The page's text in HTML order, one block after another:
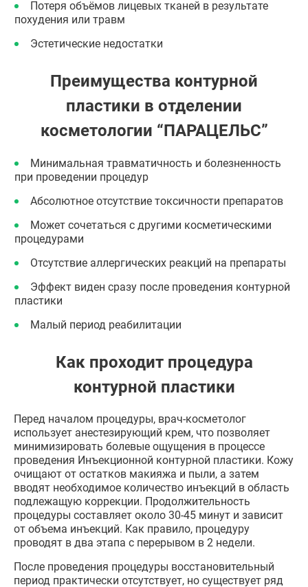
Потеря объёмов лицевых тканей в результате
похудения или травм
Эстетические недостатки
Преимущества контурной
пластики в отделении
косметологии “ПАРАЦЕЛЬС”
Минимальная травматичность и болезненность
при проведении процедур
Абсолютное отсутствие токсичности препаратов
Может сочетаться с другими косметическими
процедурами
Отсутствие аллергических реакций на препараты
Эффект виден сразу после проведения контурной
пластики
Малый период реабилитации
Как проходит процедура
контурной пластики
Перед началом процедуры, врач-косметолог
использует анестезирующий крем, что позволяет
минимизировать болевые ощущения в процессе
проведения Инъекционной контурной пластики. Кожу
очищают от остатков макияжа и пыли, а затем
вводят необходимое количество инъекций в область
подлежащую коррекции. Продолжительность
процедуры составляет около 30-45 минут и зависит
от объема инъекций. Как правило, процедуру
проводят в два этапа с перерывом в 2 недели.
После проведения процедуры восстановительный
период практически отсутствует, но существует ряд